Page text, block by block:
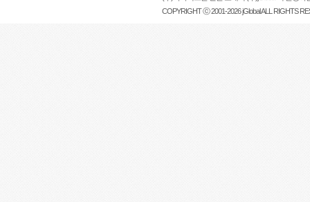
COPYRIGHT ⓒ 2001-2026 jGlobal ALL RIGHTS